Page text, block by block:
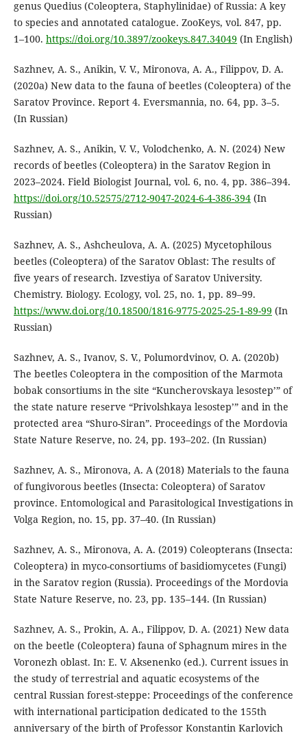
genus Quedius (Coleoptera, Staphylinidae) of Russia: A key
to species and annotated catalogue. ZooKeys, vol. 847, pp.
1–100. https://doi.org/10.3897/zookeys.847.34049 (In English)
Sazhnev, A. S., Anikin, V. V., Mironova, A. A., Filippov, D. A.
(2020a) New data to the fauna of beetles (Coleoptera) of the
Saratov Province. Report 4. Eversmannia, no. 64, pp. 3–5.
(In Russian)
Sazhnev, A. S., Anikin, V. V., Volodchenko, A. N. (2024) New
records of beetles (Coleoptera) in the Saratov Region in
2023–2024. Field Biologist Journal, vol. 6, no. 4, pp. 386–394.
https://doi.org/10.52575/2712-9047-2024-6-4-386-394(In
Russian)
Sazhnev, A. S., Ashcheulova, A. A. (2025) Mycetophilous
beetles (Coleoptera) of the Saratov Oblast: The results of
five years of research. Izvestiya of Saratov University.
Chemistry. Biology. Ecology, vol. 25, no. 1, pp. 89–99.
https://www.doi.org/10.18500/1816-9775-2025-25-1-89-99 (In
Russian)
Sazhnev, A. S., Ivanov, S. V., Polumordvinov, O. A. (2020b)
The beetles Coleoptera in the composition of the Marmota
bobak consortiums in the site “Kuncherovskaya lesostep’” of
the state nature reserve “Privolshkaya lesostep’” and in the
protected area “Shuro-Siran”. Proceedings of the Mordovia
State Nature Reserve, no. 24, pp. 193–202. (In Russian)
Sazhnev, A. S., Mironova, A. A (2018) Materials to the fauna
of fungivorous beetles (Insecta: Coleoptera) of Saratov
province. Entomological and Parasitological Investigations in
Volga Region, no. 15, pp. 37–40. (In Russian)
Sazhnev, A. S., Mironova, A. A. (2019) Coleopterans (Insecta:
Coleoptera) in myco-consortiums of basidiomycetes (Fungi)
in the Saratov region (Russia). Proceedings of the Mordovia
State Nature Reserve, no. 23, pp. 135–144. (In Russian)
Sazhnev, A. S., Prokin, A. A., Filippov, D. A. (2021) New data
on the beetle (Coleoptera) fauna of Sphagnum mires in the
Voronezh oblast. In: E. V. Aksenenko (ed.). Current issues in
the study of terrestrial and aquatic ecosystems of the
central Russian forest-steppe: Proceedings of the conference
with international participation dedicated to the 155th
anniversary of the birth of Professor Konstantin Karlovich